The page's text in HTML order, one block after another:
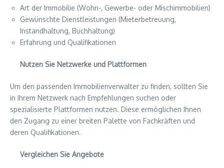
Art der Immobilie (Wohn-, Gewerbe- oder Mischimmobilien)
Gewünschte Dienstleistungen (Mieterbetreuung,
Instandhaltung, Buchhaltung)
Erfahrung und Qualifikationen
Nutzen Sie Netzwerke und Plattformen
Um den passenden Immobilienverwalter zu finden, sollten Sie
in Ihrem Netzwerk nach Empfehlungen suchen oder
spezialisierte Plattformen nutzen. Diese ermöglichen Ihnen
den Zugang zu einer breiten Palette von Fachkräften und
deren Qualifikationen.
Vergleichen Sie Angebote